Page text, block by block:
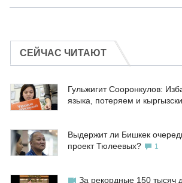
СЕЙЧАС ЧИТАЮТ
Гульжигит Сооронкулов:
языка, потеряем и
Выдержит ли Бишкек
проект Тюлеевых?
1
За рекордные 150 тысяч